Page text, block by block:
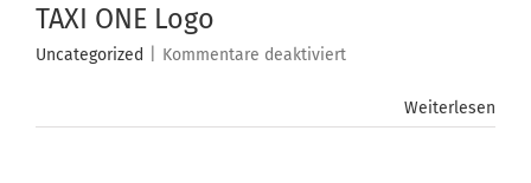
TAXI ONE Logo
Uncategorized Kommentare deaktiviertfür
Logo
Weiterlesen